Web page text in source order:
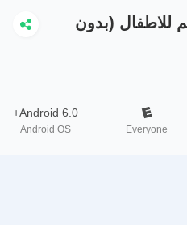
للاطفال (بدون
Everyone
Android 6.0+
Android OS